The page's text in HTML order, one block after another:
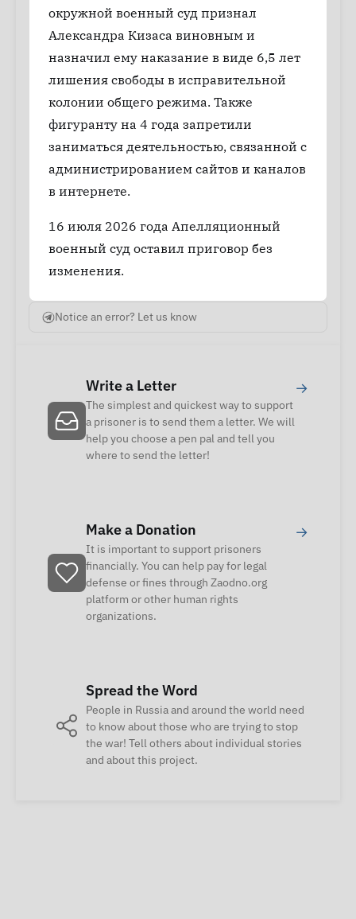
окружной военный суд признал
Александра Кизаса виновным и
назначил ему наказание в виде 6,5 лет
лишения свободы в исправительной
колонии общего режима. Также
фигуранту на 4 года запретили
заниматься деятельностью, связанной с
администрированием сайтов и каналов
в интернете.
16 июля 2026 года Апелляционный
военный суд оставил приговор без
изменения.
Notice an error? Let us know
Write a Letter
The simplest and quickest way to support
a prisoner is to send them a letter. We will
help you choose a pen pal and tell you
where to send the letter!
→
Make a Donation
It is important to support prisoners
financially. You can help pay for legal
defense or fines through Zaodno.org
platform or other human rights
organizations.
→
Spread the Word
People in Russia and around the world need
to know about those who are trying to stop
the war! Tell others about individual stories
and about this project.